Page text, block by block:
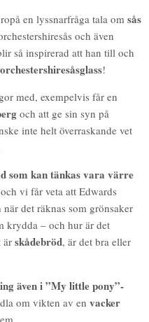
en lyssnarfråga tala om sås
och även
så inspirerad att han till och
!
med, exempelvis får en
och att ge sin syn på
inte helt överraskande vet
som kan tänkas vara värre
vi får veta att Edwards
när det räknas som grönsaker
krydda – och hur är det
är skådebröd, är det bra eller
även i ”My little pony”-
om vikten av en vacker